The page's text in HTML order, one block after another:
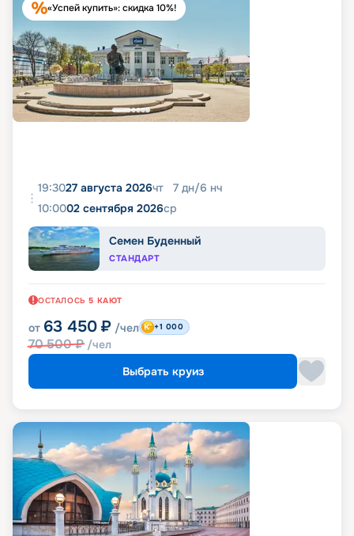
«Успей купить»: скидка 10%!
19:3027 августа 2026чт 7 дн/6 нч
10:0002 сентября 2026ср
Семен Буденный
СТАНДАРТ
ОСТАЛОСЬ 5 КАЮТ
от 63 450 ₽ /чел
70 500₽ /чел
+1 000
Выбрать круиз